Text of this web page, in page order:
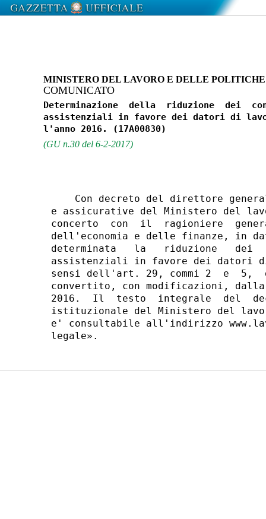
MINISTERO DEL LAVORO E DELLE
COMUNICATO
Determinazione  della  riduzione  dei
assistenziali in favore dei datori di
(GU n.30 del 6-2-2017)
Con decreto del direttore
e assicurative del Ministero del
concerto  con  il  ragioniere
dell'economia e delle finanze, in
determinata   la   riduzione   dei
assistenziali in favore dei datori
sensi dell'art. 29, commi 2  e  5,
convertito, con modificazioni,
2016.  Il  testo  integrale  del
istituzionale del Ministero del
e' consultabile all'indirizzo